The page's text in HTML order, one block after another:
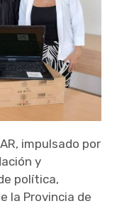
impulsado por
y
política,
la Provincia de